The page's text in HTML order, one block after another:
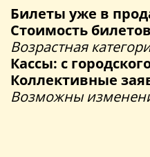
Билеты уже в
Стоимость
Возрастная
Кассы: с
Коллективные
Возможны